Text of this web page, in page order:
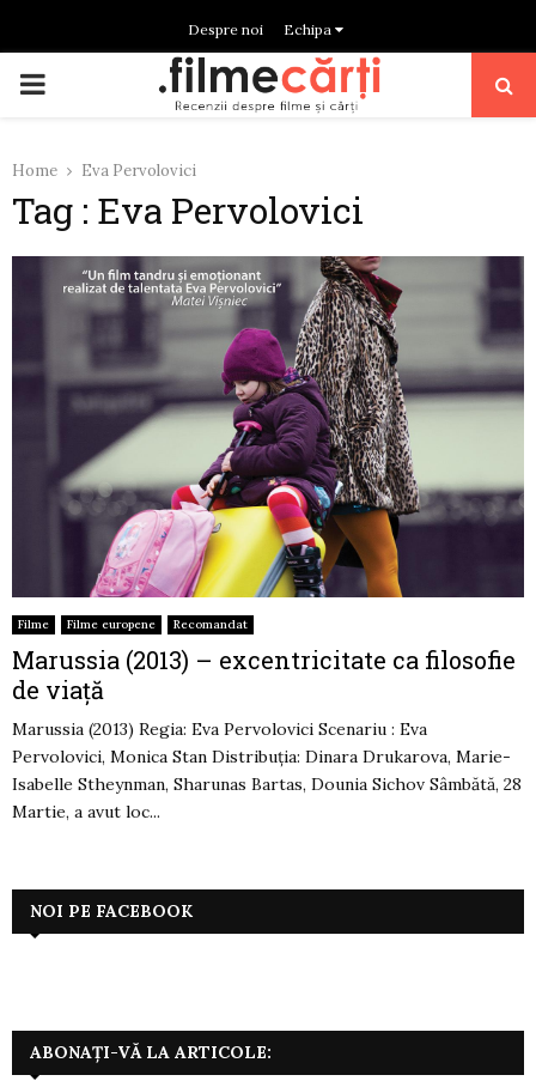
Despre noi Echipa
PRIMARY
Home Eva Pervolovici
Tag : Eva Pervolovici
Filme Filme europene Recomandat
Marussia (2013) – excentricitate ca filosofie
de viață
Marussia (2013) Regia: Eva Pervolovici Scenariu : Eva
Pervolovici, Monica Stan Distribuția: Dinara Drukarova, Marie-
Isabelle Stheynman, Sharunas Bartas, Dounia Sichov Sâmbătă, 28
Martie, a avut loc...
NOI PE FACEBOOK
ABONAȚI-VĂ LA ARTICOLE: